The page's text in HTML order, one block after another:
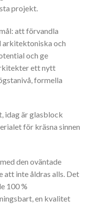
projekt.
att förvandla
och
och ge
ett nytt
formella
idag är glasblock
för kräsna sinnen
den oväntade
att inte åldras alls. Det
100 %
en kvalitet